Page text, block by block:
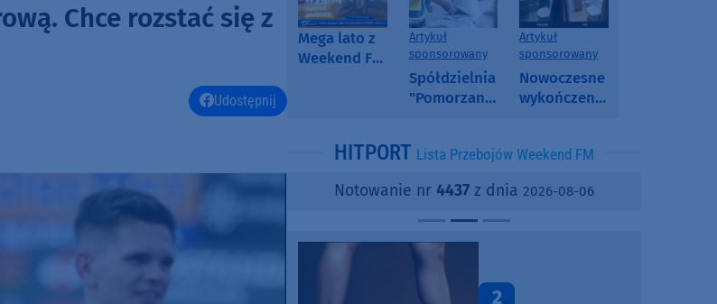
Chce rozstać się z
Udostępnij
Mega lato z
Weekend FM
Artykuł
sponsorowany
Spółdzielnia
"Pomorzanka"
informuje o
i ofertach
najmu
Artykuł
sponsorowany
Nowoczesne
wykończenia
SPC, WPC i
kamienny
HITPORT Lista Przebojów Weekend FM
Notowanie nr 4437 z dnia 2026-08-06
2